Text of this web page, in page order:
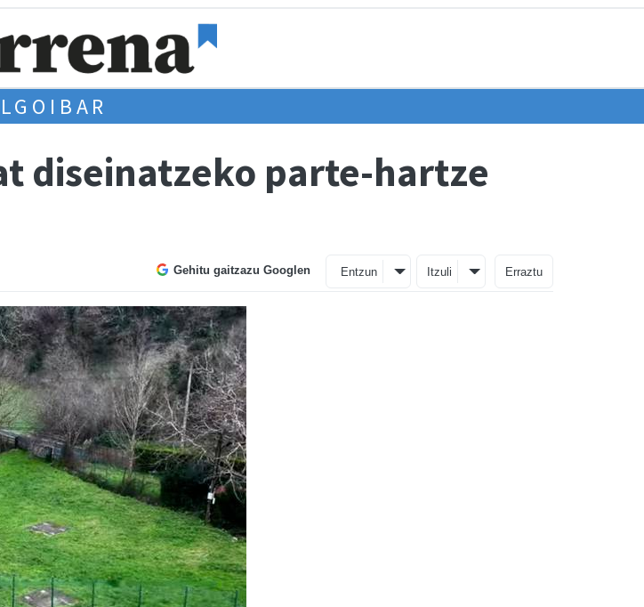
diseinatzeko parte-hartze
Gehitu gaitzazu Googlen Entzun Itzuli Erraztu